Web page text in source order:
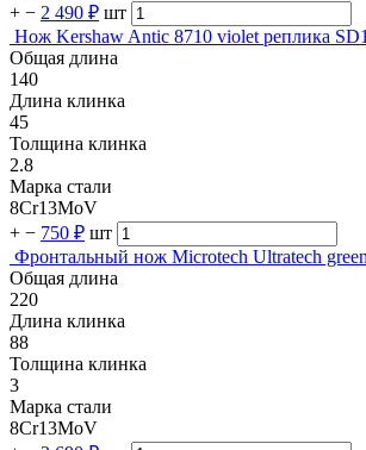
+ − 2 490 ₽ шт
Нож Kershaw Antic 8710 violet реплика
Общая длина
140
Длина клинка
45
Толщина клинка
2.8
Марка стали
8Cr13MoV
+ − 750 ₽ шт
Фронтальный нож Microtech Ultratech
Общая длина
220
Длина клинка
88
Толщина клинка
3
Марка стали
8Cr13MoV